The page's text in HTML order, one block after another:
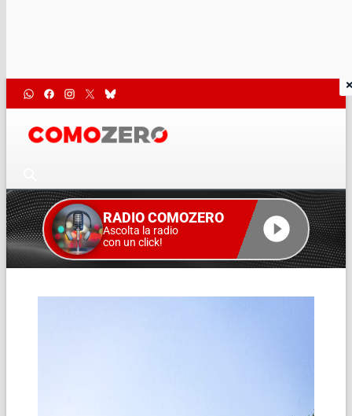
RADIO COMOZERO
Ascolta la radio
con un click!